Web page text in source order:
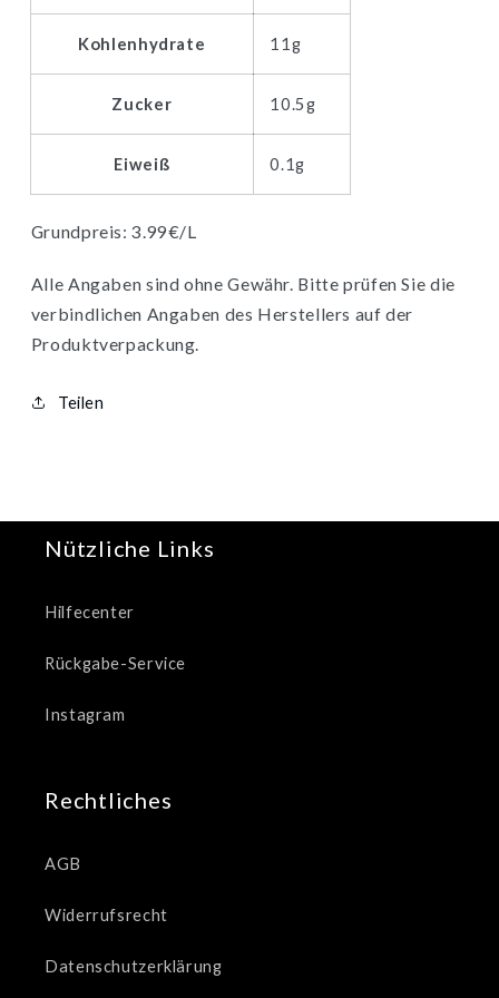
Kohlenhydrate 11g
Zucker 10.5g
Eiweiß 0.1g
Grundpreis: 3.99€/L
Alle Angaben sind ohne Gewähr. Bitte prüfen Sie die
verbindlichen Angaben des Herstellers auf der
Produktverpackung.
Teilen
Nützliche Links
Hilfecenter
Rückgabe-Service
Instagram
Rechtliches
AGB
Widerrufsrecht
Datenschutzerklärung